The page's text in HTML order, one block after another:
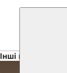
Інші продукти